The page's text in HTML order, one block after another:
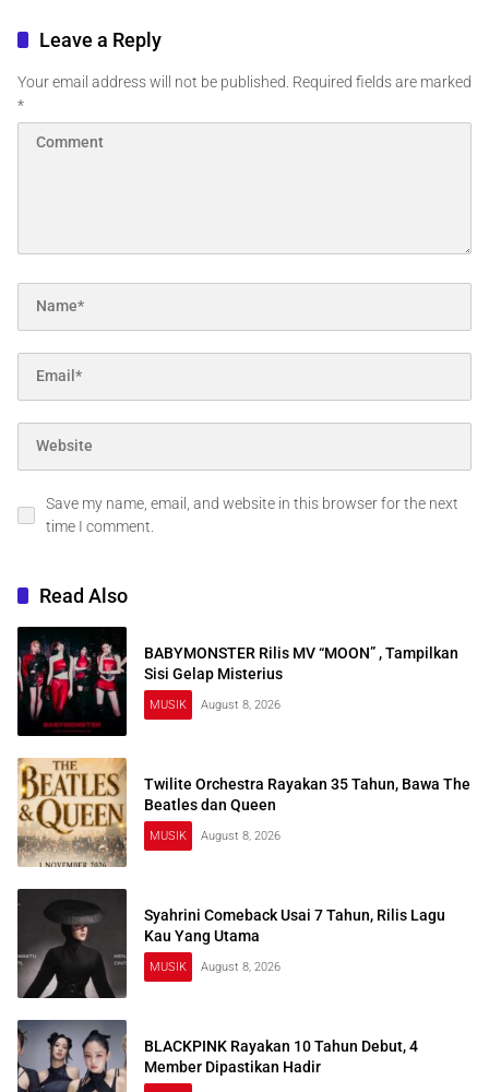
Leave a Reply
Your email address will not be published. Required fields are marked
*
Save my name, email, and website in this browser for the next
time I comment.
Read Also
BABYMONSTER Rilis MV “MOON” , Tampilkan
Sisi Gelap Misterius
MUSIK August 8, 2026
Twilite Orchestra Rayakan 35 Tahun, Bawa The
Beatles dan Queen
MUSIK August 8, 2026
Syahrini Comeback Usai 7 Tahun, Rilis Lagu
Kau Yang Utama
MUSIK August 8, 2026
BLACKPINK Rayakan 10 Tahun Debut, 4
Member Dipastikan Hadir